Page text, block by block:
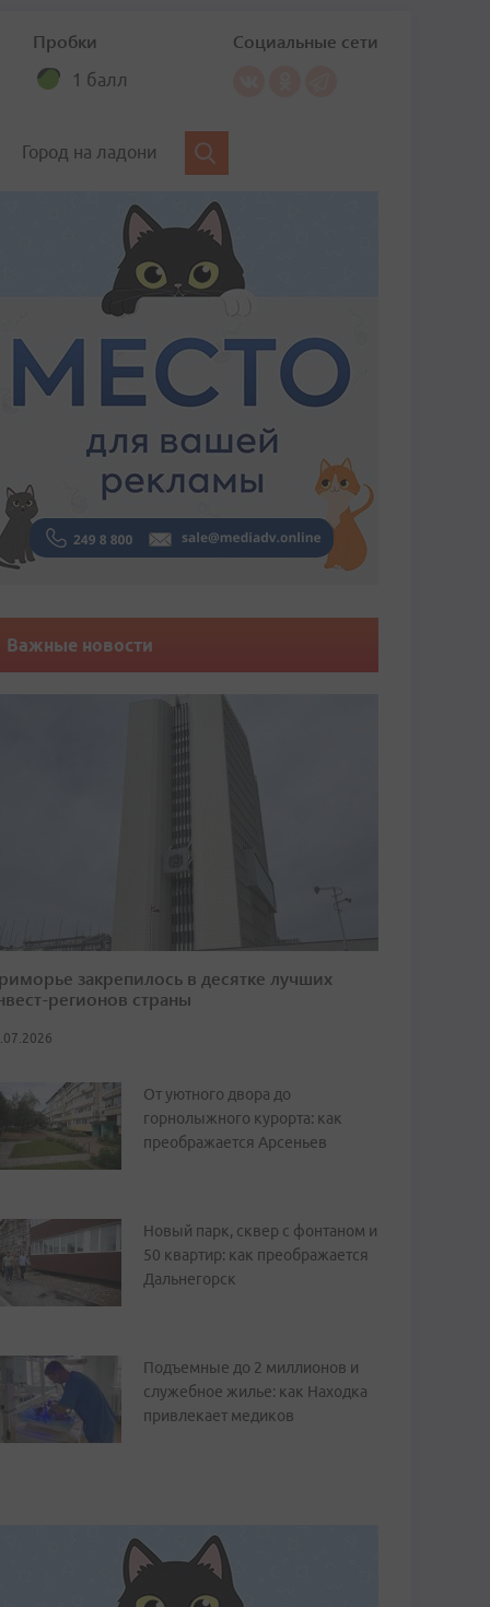
Пробки
1 балл
Социальные сети
Город на ладони
Важные новости
закрепилось в десятке лучших
регионов страны
От уютного двора до
горнолыжного курорта: как
преображается Арсеньев
Новый парк, сквер с фонтаном и
50 квартир: как преображается
Дальнегорск
Подъемные до 2 миллионов и
служебное жилье: как Находка
привлекает медиков